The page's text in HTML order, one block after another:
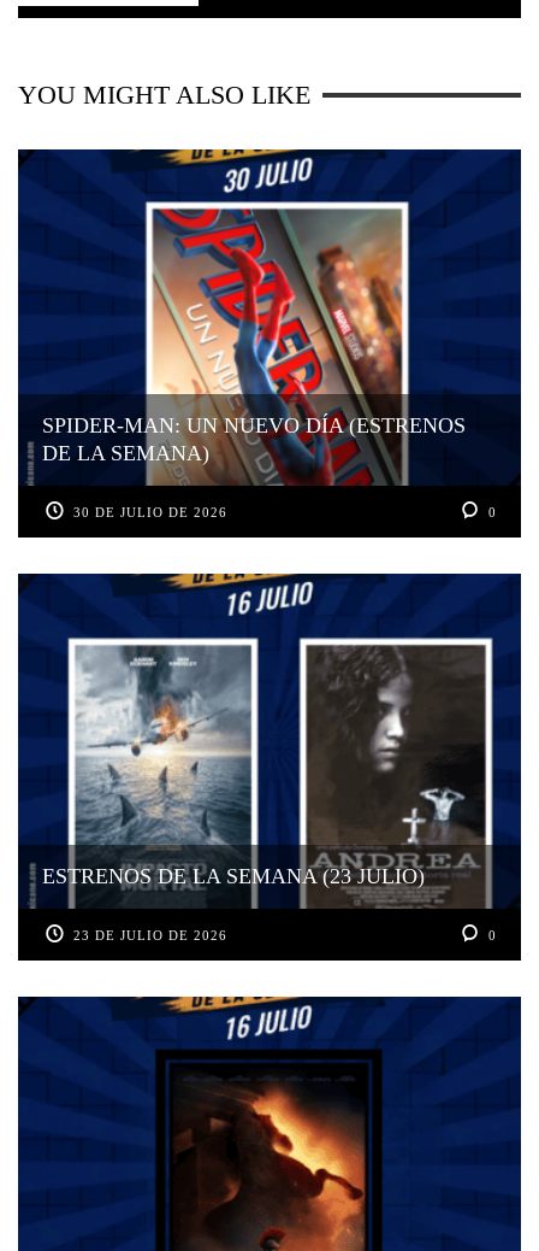
YOU MIGHT ALSO LIKE
SPIDER-MAN: UN NUEVO DÍA (ESTRENOS
DE LA SEMANA)
30 DE JULIO DE 2026 0
ESTRENOS DE LA SEMANA (23 JULIO)
23 DE JULIO DE 2026 0